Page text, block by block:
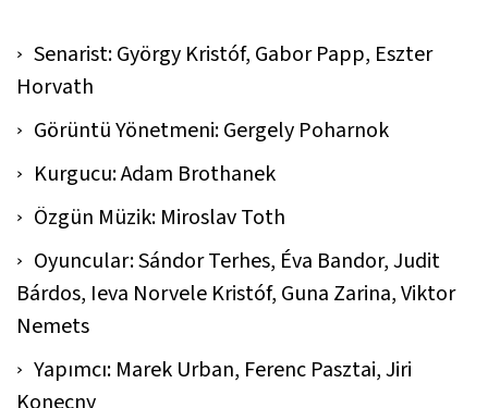
Senarist: György Kristóf, Gabor Papp, Eszter
Horvath
Görüntü Yönetmeni: Gergely Poharnok
Kurgucu: Adam Brothanek
Özgün Müzik: Miroslav Toth
Oyuncular: Sándor Terhes, Éva Bandor, Judit
Bárdos, Ieva Norvele Kristóf, Guna Zarina, Viktor
Nemets
Yapımcı: Marek Urban, Ferenc Pasztai, Jiri